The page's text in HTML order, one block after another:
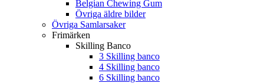
Belgian Chewing Gum
Övriga äldre bilder
Övriga Samlarsaker
Frimärken
Skilling Banco
3 Skilling banco
4 Skilling banco
6 Skilling banco